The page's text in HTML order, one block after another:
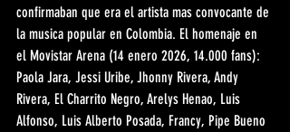
confirmaban que era el artista mas convocante de
la musica popular en Colombia. El homenaje en
el Movistar Arena (14 enero 2026, 14.000 fans):
Paola Jara, Jessi Uribe, Jhonny Rivera, Andy
Rivera, El Charrito Negro, Arelys Henao, Luis
Alfonso, Luis Alberto Posada, Francy, Pipe Bueno